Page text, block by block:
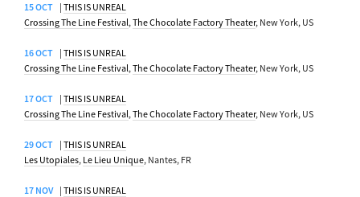
15 OCT | THIS IS UNREAL
Crossing The Line Festival,The Chocolate Factory Theater, New York, US
16 OCT | THIS IS UNREAL
Crossing The Line Festival,The Chocolate Factory Theater, New York, US
17 OCT | THIS IS UNREAL
Crossing The Line Festival,The Chocolate Factory Theater, New York, US
29 OCT | THIS IS UNREAL
Les Utopiales, Le Lieu Unique, Nantes, FR
17 NOV | THIS IS UNREAL